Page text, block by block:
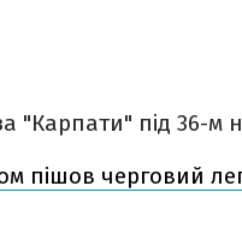
"Карпати" під 36-м
пішов черговий